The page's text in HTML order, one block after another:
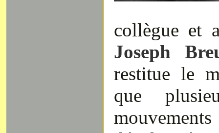
collègue et
Joseph
restitue le
que